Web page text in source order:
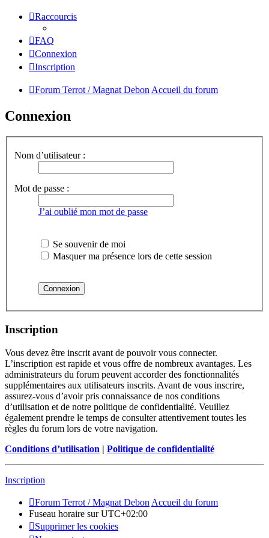
Raccourcis
FAQ
Connexion
Inscription
Forum Terrot / Magnat Debon Accueil du forum
Connexion
Nom d’utilisateur :
Mot de passe :
J’ai oublié mon mot de passe
Se souvenir de moi
Masquer ma présence lors de cette session
Inscription
Vous devez être inscrit avant de pouvoir vous connecter.
L’inscription est rapide et vous offre de nombreux avantages. Les
administrateurs du forum peuvent accorder des fonctionnalités
supplémentaires aux utilisateurs inscrits. Avant de vous inscrire,
assurez-vous d’avoir pris connaissance de nos conditions
d’utilisation et de notre politique de confidentialité. Veuillez
également prendre le temps de consulter attentivement toutes les
règles du forum lors de votre navigation.
Conditions d’utilisation | Politique de confidentialité
Inscription
Forum Terrot / Magnat Debon Accueil du forum
Fuseau horaire surUTC+02:00
Supprimer les cookies